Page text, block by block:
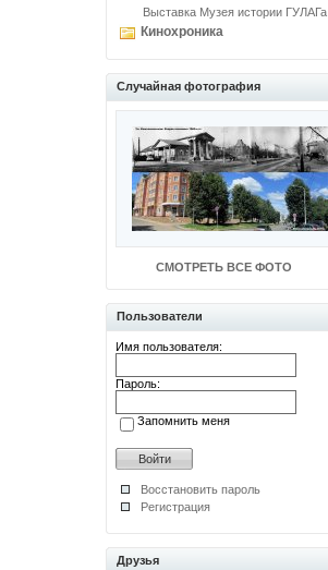
Выставка Музея истории ГУЛАГа
Кинохроника
Случайная фотография
СМОТРЕТЬ ВСЕ ФОТО
Пользователи
Имя пользователя:
Пароль:
Запомнить меня
Восстановить пароль
Регистрация
Друзья